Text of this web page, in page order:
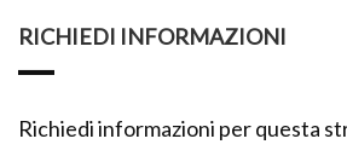
RICHIEDI INFORMAZIONI
Richiedi informazioni per questa